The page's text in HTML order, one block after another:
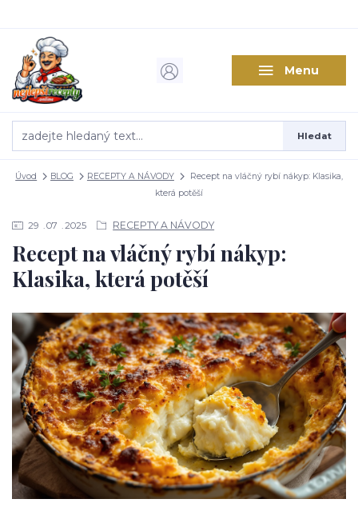
Menu
Hledat
Úvod BLOG RECEPTY A NÁVODY
Recept na vláčný rybí nákyp: Klasika,
která potěší
29 07 2025 RECEPTY A NÁVODY
Recept na vláčný rybí nákyp:
Klasika, která potěší